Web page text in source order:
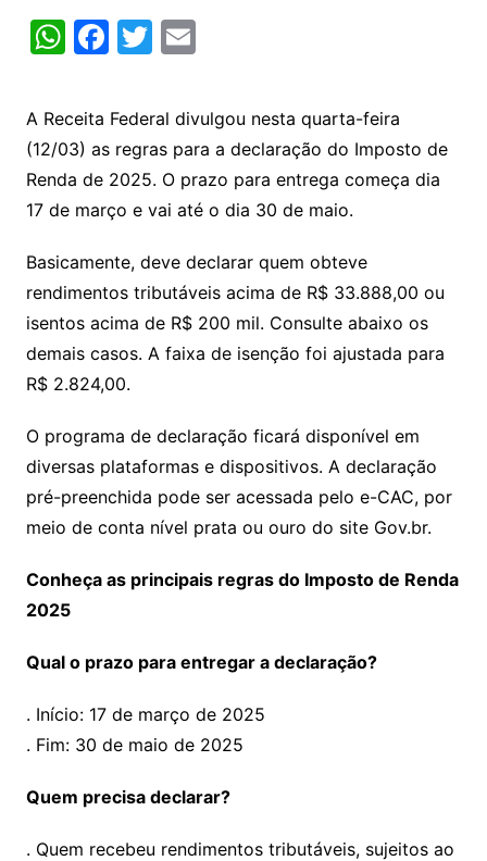
W
at
s
A
p
F
c
e
b
o
o
k
T
itt
er
E
ai
l
A Receita Federal divulgou nesta quarta-feira
(12/03) as regras para a declaração do Imposto de
Renda de 2025. O prazo para entrega começa dia
17 de março e vai até o dia 30 de maio.
Basicamente, deve declarar quem obteve
rendimentos tributáveis acima de R$ 33.888,00 ou
isentos acima de R$ 200 mil. Consulte abaixo os
demais casos. A faixa de isenção foi ajustada para
R$ 2.824,00.
O programa de declaração ficará disponível em
diversas plataformas e dispositivos. A declaração
pré-preenchida pode ser acessada pelo e-CAC, por
meio de conta nível prata ou ouro do site Gov.br.
Conheça as principais regras do Imposto de Renda
2025
Qual o prazo para entregar a declaração?
. Início: 17 de março de 2025
. Fim: 30 de maio de 2025
Quem precisa declarar?
. Quem recebeu rendimentos tributáveis, sujeitos ao